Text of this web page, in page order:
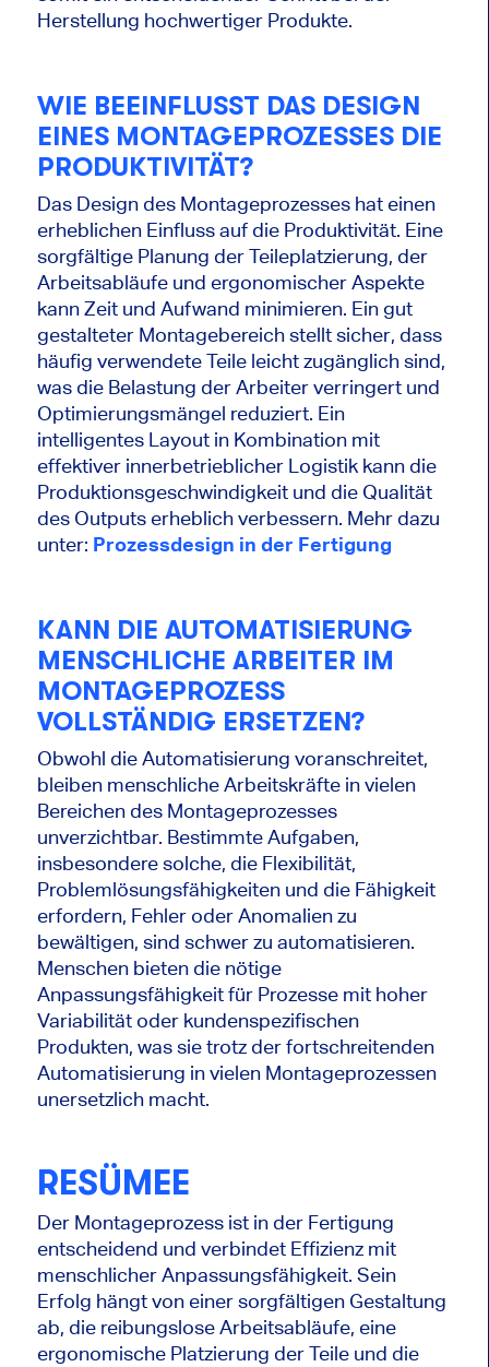
Herstellung hochwertiger Produkte.
WIE BEEINFLUSST DAS DESIGN
EINES MONTAGEPROZESSES DIE
PRODUKTIVITÄT?
Das Design des Montageprozesses hat einen
erheblichen Einfluss auf die Produktivität. Eine
sorgfältige Planung der Teileplatzierung, der
Arbeitsabläufe und ergonomischer Aspekte
kann Zeit und Aufwand minimieren. Ein gut
gestalteter Montagebereich stellt sicher, dass
häufig verwendete Teile leicht zugänglich sind,
was die Belastung der Arbeiter verringert und
Optimierungsmängel reduziert. Ein
intelligentes Layout in Kombination mit
effektiver innerbetrieblicher Logistik kann die
Produktionsgeschwindigkeit und die Qualität
des Outputs erheblich verbessern. Mehr dazu
unter: Prozessdesign in der Fertigung
KANN DIE AUTOMATISIERUNG
MENSCHLICHE ARBEITER IM
MONTAGEPROZESS
VOLLSTÄNDIG ERSETZEN?
Obwohl die Automatisierung voranschreitet,
bleiben menschliche Arbeitskräfte in vielen
Bereichen des Montageprozesses
unverzichtbar. Bestimmte Aufgaben,
insbesondere solche, die Flexibilität,
Problemlösungsfähigkeiten und die Fähigkeit
erfordern, Fehler oder Anomalien zu
bewältigen, sind schwer zu automatisieren.
Menschen bieten die nötige
Anpassungsfähigkeit für Prozesse mit hoher
Variabilität oder kundenspezifischen
Produkten, was sie trotz der fortschreitenden
Automatisierung in vielen Montageprozessen
unersetzlich macht.
RESÜMEE
Der Montageprozess ist in der Fertigung
entscheidend und verbindet Effizienz mit
menschlicher Anpassungsfähigkeit. Sein
Erfolg hängt von einer sorgfältigen Gestaltung
ab, die reibungslose Arbeitsabläufe, eine
ergonomische Platzierung der Teile und die